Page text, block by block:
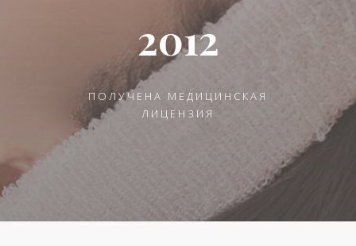
2012
ПОЛУЧЕНА МЕДИЦИНСКАЯ
ЛИЦЕНЗИЯ